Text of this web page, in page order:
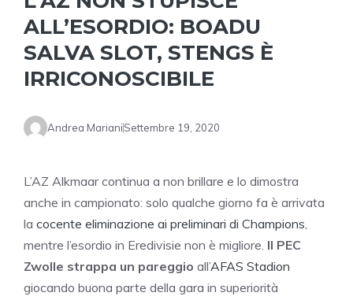
ALL’ESORDIO: BOADU
SALVA SLOT, STENGS È
IRRICONOSCIBILE
Andrea MarianiSettembre 19, 2020
L’AZ Alkmaar continua a non brillare e lo dimostra
anche in campionato: solo qualche giorno fa è arrivata
la cocente eliminazione ai preliminari di Champions,
mentre l’esordio in Eredivisie non è migliore. Il PEC
Zwolle strappa un pareggio all’AFAS Stadion
giocando buona parte della gara in superiorità